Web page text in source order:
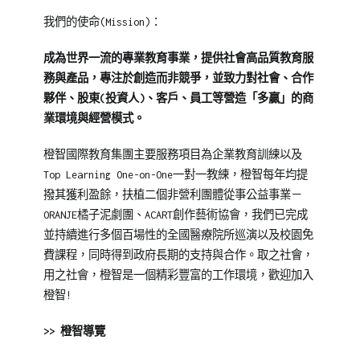
我們的使命(Mission)：
成為世界一流的專業教育事業，提供社會高品質教育服
務與產品，專注於創造而非競爭，並致力對社會、合作
夥伴、股東(投資人)、客戶、員工等營造「多贏」的商
業環境與經營模式。
橙智國際教育集團主要服務項目為企業教育訓練以及
Top Learning One-on-One一對一教練，橙智每年均提
撥其獲利盈餘，扶植二個非營利團體從事公益事業－
ORANJE橘子泥劇團、ACART創作藝術協會，我們已完成
並持續進行多個百場性的全國醫療院所巡演以及校園免
費課程，同時得到政府長期的支持與合作。取之社會，
用之社會，橙智是一個精彩豐富的工作環境， 歡迎加入
橙智!
>> 橙智導覽